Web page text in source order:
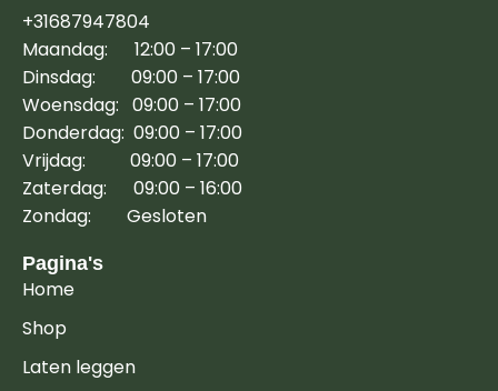
+31687947804
Maandag: 12:00 – 17:00
Dinsdag: 09:00 – 17:00
Woensdag: 09:00 – 17:00
Donderdag: 09:00 – 17:00
Vrijdag: 09:00 – 17:00
Zaterdag: 09:00 – 16:00
Zondag: Gesloten
Pagina's
Home
Shop
Laten leggen